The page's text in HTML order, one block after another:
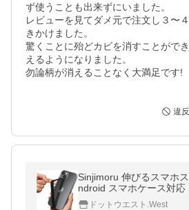
ず使うことも出来ずにいました。
レビューを見てダメ元で注文し３〜
きかけました。
驚くことに殆どカビを消すことがで
えるようになりました。
勿論柄が消えることなく大満足です!
違
Sinjimoru 伸びるスマホ
ndroid スマホケース対応
Sinji Loop：ブラック
ドットウエスト.West